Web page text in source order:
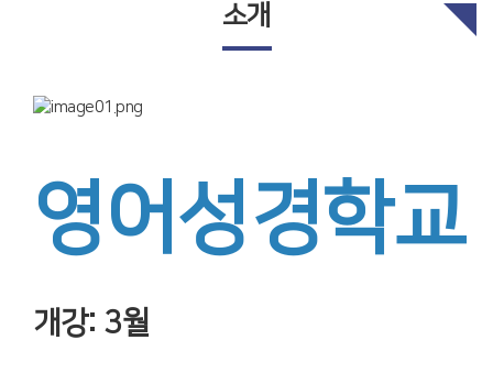
소개
영어성경학교
개강: 3월